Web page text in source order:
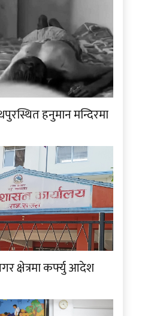
हनुमान मन्दिरमा
क्षेत्रमा कर्फ्यु आदेश